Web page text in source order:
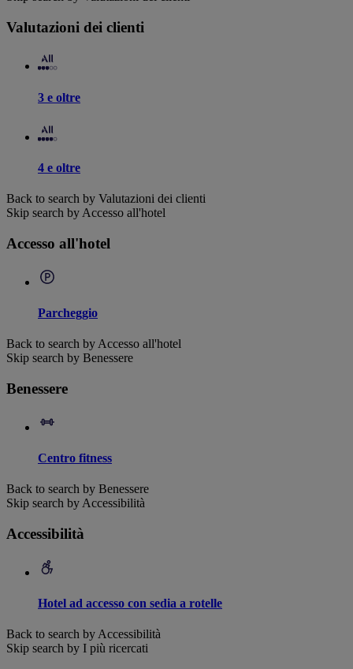
Valutazioni dei clienti
3 e oltre
4 e oltre
Back to search by Valutazioni dei clienti
Skip search by Accesso all'hotel
Accesso all'hotel
Parcheggio
Back to search by Accesso all'hotel
Skip search by Benessere
Benessere
Centro fitness
Back to search by Benessere
Skip search by Accessibilità
Accessibilità
Hotel ad accesso con sedia a rotelle
Back to search by Accessibilità
Skip search by I più ricercati